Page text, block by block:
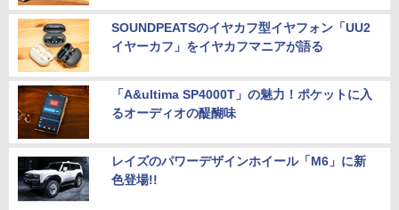
SOUNDPEATSのイヤカフ型イヤフォン「UU2
イヤーカフ」をイヤカフマニアが語る
「A&ultima SP4000T」の魅力！ポケットに入
るオーディオの醍醐味
レイズのパワーデザインホイール「M6」に新
色登場!!